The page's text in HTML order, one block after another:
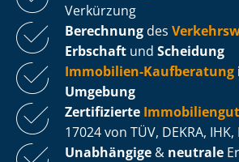
Verkürzung
Berechnung des
Erbschaft und Scheidung
Immobilien-Kaufberatung
Umgebung
Zertifizierte
17024 von TÜV, DEKRA, IHK,
Unabhängige & neutrale